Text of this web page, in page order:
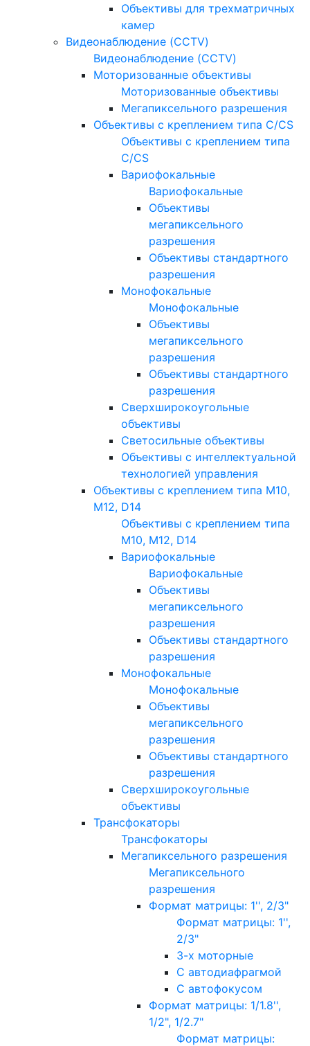
Объективы для трехматричных
камер
Видеонаблюдение (CCTV)
Видеонаблюдение (CCTV)
Моторизованные объективы
Моторизованные объективы
Мегапиксельного разрешения
Объективы с креплением типа C/CS
Объективы с креплением типа
C/CS
Вариофокальные
Вариофокальные
Объективы
мегапиксельного
разрешения
Объективы стандартного
разрешения
Монофокальные
Монофокальные
Объективы
мегапиксельного
разрешения
Объективы стандартного
разрешения
Сверхширокоугольные
объективы
Светосильные объективы
Объективы с интеллектуальной
технологией управления
Объективы с креплением типа M10,
M12, D14
Объективы с креплением типа
M10, M12, D14
Вариофокальные
Вариофокальные
Объективы
мегапиксельного
разрешения
Объективы стандартного
разрешения
Монофокальные
Монофокальные
Объективы
мегапиксельного
разрешения
Объективы стандартного
разрешения
Сверхширокоугольные
объективы
Трансфокаторы
Трансфокаторы
Мегапиксельного разрешения
Мегапиксельного
разрешения
Формат матрицы: 1'', 2/3"
Формат матрицы: 1'',
2/3"
3-х моторные
С автодиафрагмой
С автофокусом
Формат матрицы: 1/1.8'',
1/2", 1/2.7"
Формат матрицы: